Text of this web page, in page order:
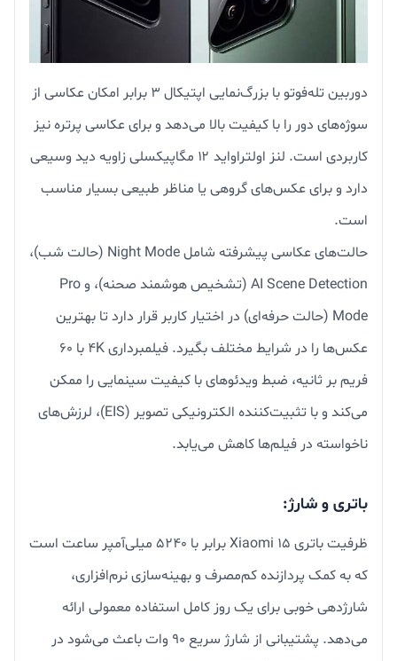
دوربین تله‌فوتو با بزرگ‌نمایی اپتیکال ۳ برابر امکان عکاسی از
سوژه‌های دور را با کیفیت بالا می‌دهد و برای عکاسی پرتره نیز
کاربردی است. لنز اولتراواید ۱۲ مگاپیکسلی زاویه دید وسیعی
دارد و برای عکس‌های گروهی یا مناظر طبیعی بسیار مناسب
است.
حالت‌های عکاسی پیشرفته شامل Night Mode (حالت شب)،
AI Scene Detection (تشخیص هوشمند صحنه)، و Pro
Mode (حالت حرفه‌ای) در اختیار کاربر قرار دارد تا بهترین
عکس‌ها را در شرایط مختلف بگیرد. فیلمبرداری 4K با ۶۰
فریم بر ثانیه، ضبط ویدئوهای با کیفیت سینمایی را ممکن
می‌کند و با تثبیت‌کننده الکترونیکی تصویر (EIS)، لرزش‌های
ناخواسته در فیلم‌ها کاهش می‌یابد.
باتری و شارژ:
ظرفیت باتری Xiaomi 15 برابر با ۵۲۴۰ میلی‌آمپر ساعت است
که به کمک پردازنده کم‌مصرف و بهینه‌سازی نرم‌افزاری،
شارژدهی خوبی برای یک روز کامل استفاده معمولی ارائه
می‌دهد. پشتیبانی از شارژ سریع ۹۰ وات باعث می‌شود در